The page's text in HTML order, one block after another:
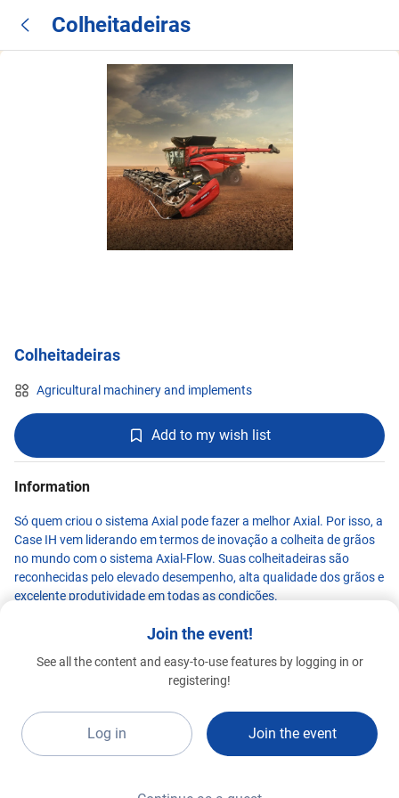
Colheitadeiras
Colheitadeiras
Agricultural machinery and implements
Add to my wish list
Information
Só quem criou o sistema Axial pode fazer a melhor Axial. Por isso, a
Case IH vem liderando em termos de inovação a colheita de grãos
no mundo com o sistema Axial-Flow. Suas colheitadeiras são
reconhecidas pelo elevado desempenho, alta qualidade dos grãos e
excelente produtividade em todas as condições.
Join the event!
See all the content and easy-to-use features by logging in or
registering!
Log in Join the event